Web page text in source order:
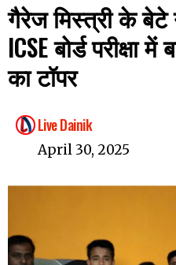
गैरेज मिस्त्री के
ICSE बोर्ड परीक्षा
का टॉपर
Live Dainik
April 30, 2025